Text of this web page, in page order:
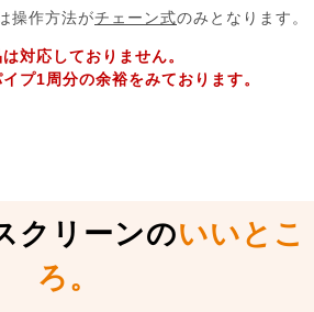
操作方法がチェーン式のみとなります。
対応しておりません。
プ1周分の余裕をみております。
クリーンのいいとこ
ろ。